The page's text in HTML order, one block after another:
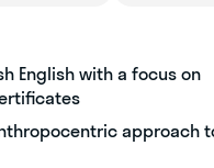
English with a focus on
approach